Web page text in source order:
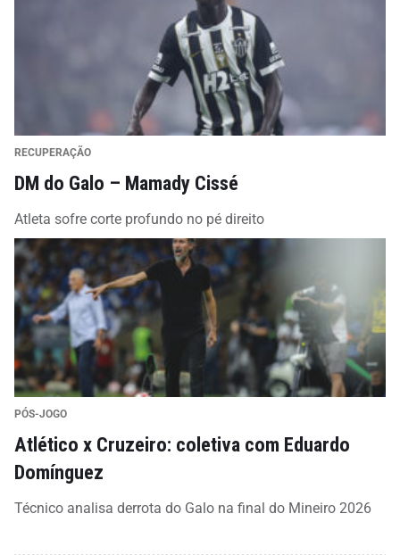
RECUPERAÇÃO
DM do Galo – Mamady Cissé
Atleta sofre corte profundo no pé direito
PÓS-JOGO
Atlético x Cruzeiro: coletiva com Eduardo
Domínguez
Técnico analisa derrota do Galo na final do Mineiro 2026